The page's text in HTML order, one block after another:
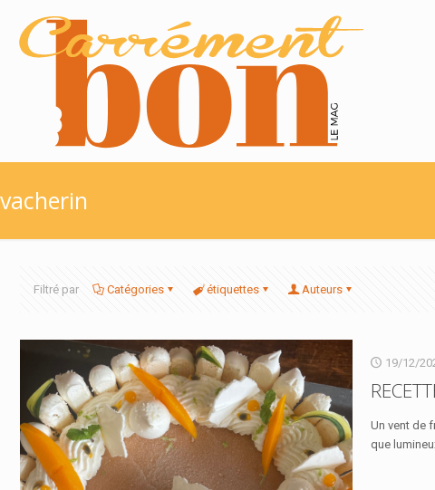
vacherin
Filtré par Catégories étiquettes Auteurs
19/12/
Un vent de
que